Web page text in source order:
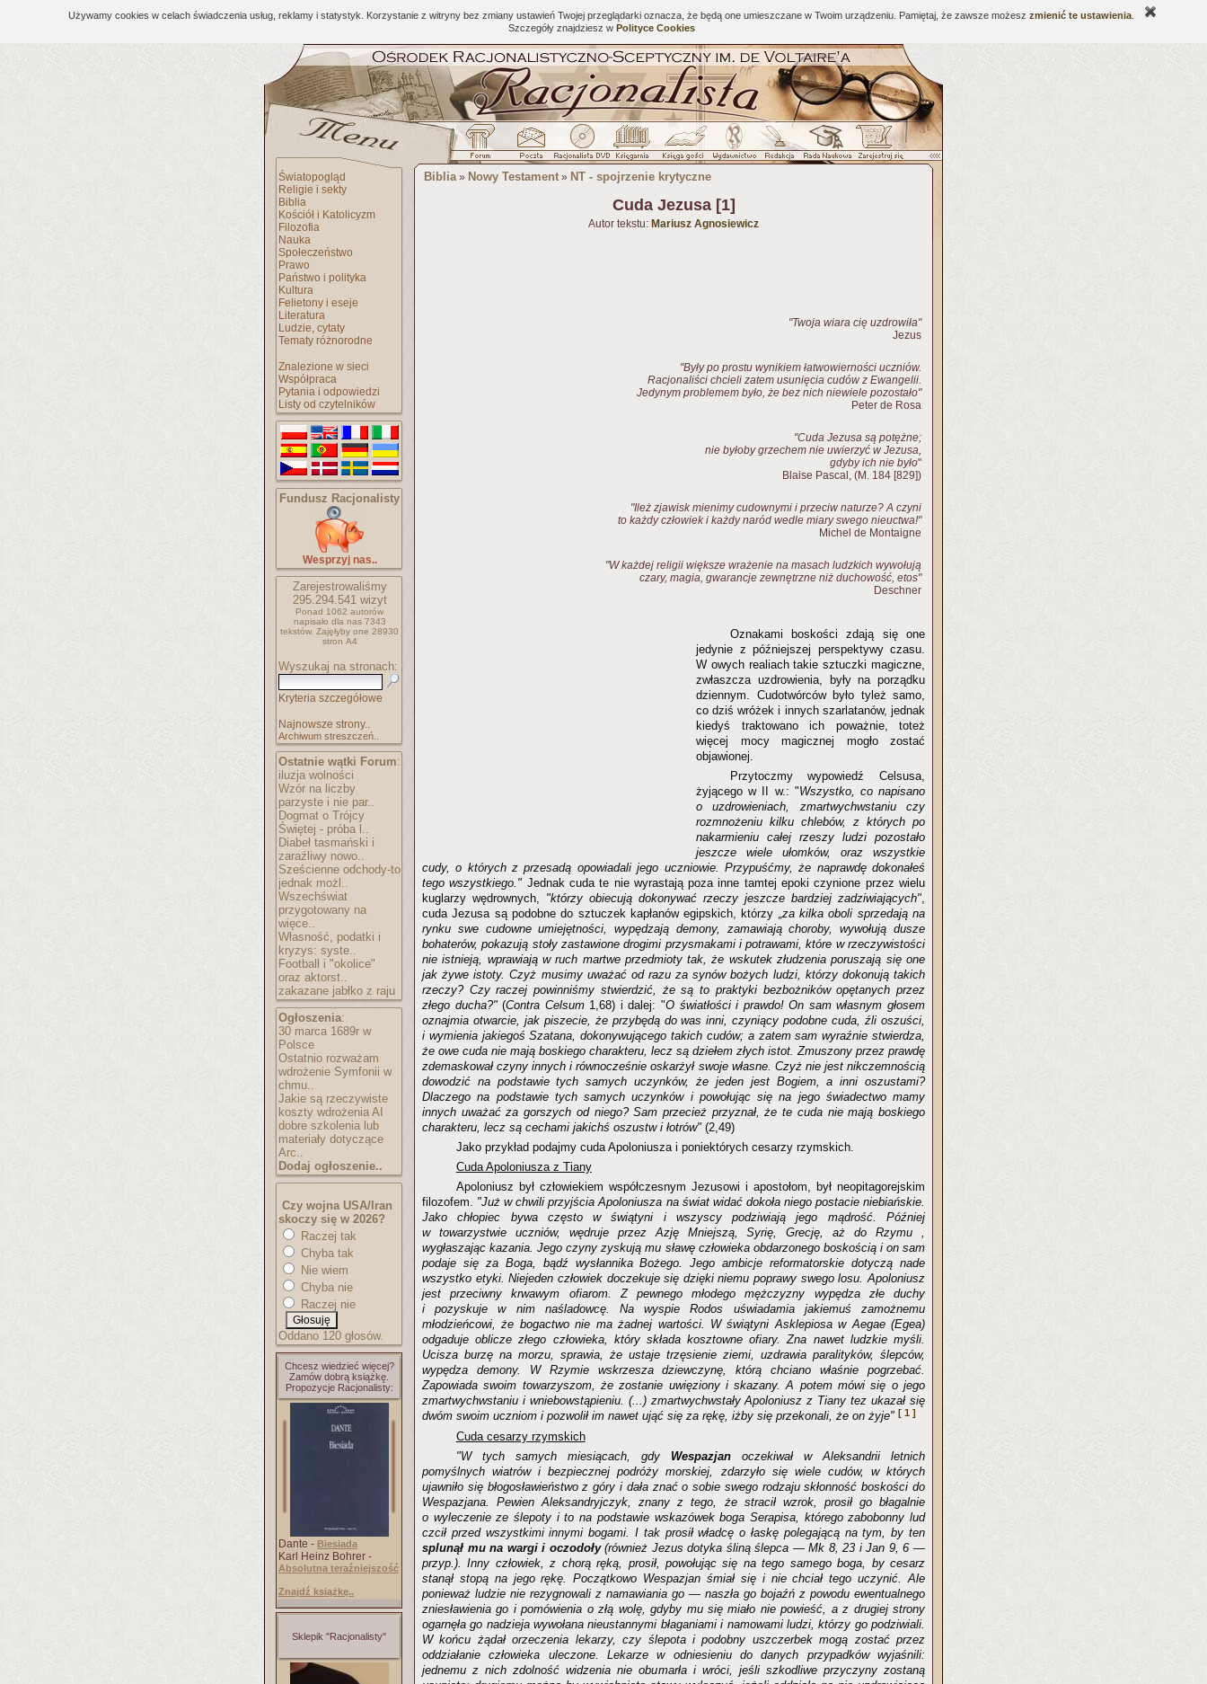
Używamy cookies w celach świadczenia usług, reklamy i statystyk. Korzystanie z witryny bez zmiany ustawień Twojej przeglądarki oznacza, że będą one umieszczane w Twoim urządzeniu. Pamiętaj, że zawsze możesz zmienić te ustawienia
Szczegóły znajdziesz w Polityce Cookies
Światopogląd
Religie i sekty
Biblia
Kościół i Katolicyzm
Filozofia
Nauka
Społeczeństwo
Prawo
Państwo i polityka
Kultura
Felietony i eseje
Literatura
Ludzie, cytaty
Tematy różnorodne
Znalezione w sieci
Współpraca
Pytania i odpowiedzi
Listy od czytelników
Fundusz Racjonalisty
Wesprzyj nas..
Zarejestrowaliśmy
295.294.541wizyt
Ponad 1062 autorów
napisało dla nas 7343
tekstów. Zajęłyby one 28930
stron A4
Wyszukaj na stronach:
Kryteria szczegółowe
Najnowsze strony..
Archiwum streszczeń..
Ostatnie wątki Forum:
iluzja wolności
Wzór na liczby
parzyste i nie par..
Dogmat o Trójcy
Świętej - próba l..
Diabeł tasmański i
zaraźliwy nowo..
Sześcienne odchody-to
jednak możl..
Wszechświat
przygotowany na
więce..
Własność, podatki i
kryzys: syste..
Football i "okolice"
oraz aktorst..
zakazane jabłko z raju
Ogłoszenia:
30 marca 1689r w
Polsce
Ostatnio rozważam
wdrożenie Symfonii w
chmu..
Jakie są rzeczywiste
koszty wdrożenia AI
dobre szkolenia lub
materiały dotyczące
Arc..
Dodaj ogłoszenie..
Czy wojna USA/Iran
skoczy się w 2026?
Raczej tak
Chyba tak
Nie wiem
Chyba nie
Raczej nie
Oddano 120 głosów.
Chcesz wiedzieć więcej?
Zamów dobrą książkę.
Propozycje Racjonalisty:
Dante - Biesiada
Karl Heinz Bohrer -
Absolutna teraźniejszość
Znajdź książkę..
Sklepik "Racjonalisty"
Biblia» Nowy Testament » NT - spojrzenie krytyczne
Cuda Jezusa [1]
Autor tekstu: Mariusz Agnosiewicz
"Twoja wiara cię uzdrowiła"
Jezus
"Były po prostu wynikiem łatwowierności uczniów.
Racjonaliści chcieli zatem usunięcia cudów z Ewangelii.
Jedynym problemem było, że bez nich niewiele pozostało"
Peter de Rosa
"Cuda Jezusa są potężne;
nie byłoby grzechem nie uwierzyć w Jezusa,
gdyby ich nie było"
Blaise Pascal, (M. 184 [829])
"Ileż zjawisk mienimy cudownymi i przeciw naturze? A czyni
to każdy człowiek i każdy naród wedle miary swego nieuctwa!"
Michel de Montaigne
"W każdej religii większe wrażenie na masach ludzkich wywołują
czary, magia, gwarancje zewnętrzne niż duchowość, etos"
Deschner
Oznakami boskości zdają się one
jedynie z późniejszej perspektywy czasu.
W owych realiach takie sztuczki magiczne,
zwłaszcza uzdrowienia, były na porządku
dziennym. Cudotwórców było tyleż samo,
co dziś wróżek i innych szarlatanów, jednak
kiedyś traktowano ich poważnie, toteż
więcej mocy magicznej mogło zostać
objawionej.
Przytoczmy wypowiedź Celsusa,
żyjącego w II w.: "Wszystko, co napisano
o uzdrowieniach, zmartwychwstaniu czy
rozmnożeniu kilku chlebów, z których po
nakarmieniu całej rzeszy ludzi pozostało
jeszcze wiele ułomków, oraz wszystkie
cudy, o których z przesadą opowiadali jego uczniowie. Przypuśćmy, że naprawdę dokonałeś
tego wszystkiego." Jednak cuda te nie wyrastają poza inne tamtej epoki czynione przez wielu
kuglarzy wędrownych, "którzy obiecują dokonywać rzeczy jeszcze bardziej zadziwiających",
cuda Jezusa są podobne do sztuczek kapłanów egipskich, którzy „za kilka oboli sprzedają na
rynku swe cudowne umiejętności, wypędzają demony, zamawiają choroby, wywołują dusze
bohaterów, pokazują stoły zastawione drogimi przysmakami i potrawami, które w rzeczywistości
nie istnieją, wprawiają w ruch martwe przedmioty tak, że wskutek złudzenia poruszają się one
jak żywe istoty. Czyż musimy uważać od razu za synów bożych ludzi, którzy dokonują takich
rzeczy? Czy raczej powinniśmy stwierdzić, że są to praktyki bezbożników opętanych przez
złego ducha?"(Contra Celsum1,68) i dalej: "O światłości i prawdo! On sam własnym głosem
oznajmia otwarcie, jak piszecie, że przybędą do was inni, czyniący podobne cuda, źli oszuści,
i wymienia jakiegoś Szatana, dokonywującego takich cudów; a zatem sam wyraźnie stwierdza,
że owe cuda nie mają boskiego charakteru, lecz są dziełem złych istot. Zmuszony przez prawdę
zdemaskował czyny innych i równocześnie oskarżył swoje własne. Czyż nie jest nikczemnością
dowodzić na podstawie tych samych uczynków, że jeden jest Bogiem, a inni oszustami?
Dlaczego na podstawie tych samych uczynków i powołując się na jego świadectwo mamy
innych uważać za gorszych od niego? Sam przecież przyznał, że te cuda nie mają boskiego
charakteru, lecz są cechami jakichś oszustw i łotrów" (2,49)
Jako przykład podajmy cuda Apoloniusza i poniektórych cesarzy rzymskich.
Cuda Apoloniusza z Tiany
Apoloniusz był człowiekiem współczesnym Jezusowi i apostołom, był neopitagorejskim
filozofem. "Już w chwili przyjścia Apoloniusza na świat widać dokoła niego postacie niebiańskie.
Jako chłopiec bywa często w świątyni i wszyscy podziwiają jego mądrość. Później
w towarzystwie uczniów, wędruje przez Azję Mniejszą, Syrię, Grecję, aż do Rzymu ,
wygłaszając kazania. Jego czyny zyskują mu sławę człowieka obdarzonego boskością i on sam
podaje się za Boga, bądź wysłannika Bożego. Jego ambicje reformatorskie dotyczą nade
wszystko etyki. Niejeden człowiek doczekuje się dzięki niemu poprawy swego losu. Apoloniusz
jest przeciwny krwawym ofiarom. Z pewnego młodego mężczyzny wypędza złe duchy
i pozyskuje w nim naśladowcę. Na wyspie Rodos uświadamia jakiemuś zamożnemu
młodzieńcowi, że bogactwo nie ma żadnej wartości. W świątyni Asklepiosa w Aegae (Egea)
odgaduje oblicze złego człowieka, który składa kosztowne ofiary. Zna nawet ludzkie myśli.
Ucisza burzę na morzu, sprawia, że ustaje trzęsienie ziemi, uzdrawia paralityków, ślepców,
wypędza demony. W Rzymie wskrzesza dziewczynę, którą chciano właśnie pogrzebać.
Zapowiada swoim towarzyszom, że zostanie uwięziony i skazany. A potem mówi się o jego
zmartwychwstaniu i wniebowstąpieniu. (...) zmartwychwstały Apoloniusz z Tiany tez ukazał się
dwóm swoim uczniom i pozwolił im nawet ująć się za rękę, iżby się przekonali, że on żyje" [ 1 ]
Cuda cesarzy rzymskich
"W tych samych miesiącach, gdy Wespazjanoczekiwał w Aleksandrii letnich
pomyślnych wiatrów i bezpiecznej podróży morskiej, zdarzyło się wiele cudów, w których
ujawniło się błogosławieństwo z góry i dała znać o sobie swego rodzaju skłonność boskości do
Wespazjana. Pewien Aleksandryjczyk, znany z tego, że stracił wzrok, prosił go błagalnie
o wyleczenie ze ślepoty i to na podstawie wskazówek boga Serapisa, którego zabobonny lud
czcił przed wszystkimi innymi bogami. I tak prosił władcę o łaskę polegającą na tym, by ten
splunął mu na wargi i oczodoły(również Jezus dotyka śliną ślepca — Mk 8, 23 i Jan 9, 6 —
przyp.). Inny człowiek, z chorą ręką, prosił, powołując się na tego samego boga, by cesarz
stanął stopą na jego rękę. Początkowo Wespazjan śmiał się i nie chciał tego uczynić. Ale
ponieważ ludzie nie rezygnowali z namawiania go — naszła go bojaźń z powodu ewentualnego
zniesławienia go i pomówienia o złą wolę, gdyby mu się miało nie powieść, a z drugiej strony
ogarnęła go nadzieja wywołana nieustannymi błaganiami i namowami ludzi, którzy go podziwiali.
W końcu żądał orzeczenia lekarzy, czy ślepota i podobny uszczerbek mogą zostać przez
oddziałanie człowieka uleczone. Lekarze w odniesieniu do danych przypadków wyjaśnili:
jednemu z nich zdolność widzenia nie obumarła i wróci, jeśli szkodliwe przyczyny zostaną